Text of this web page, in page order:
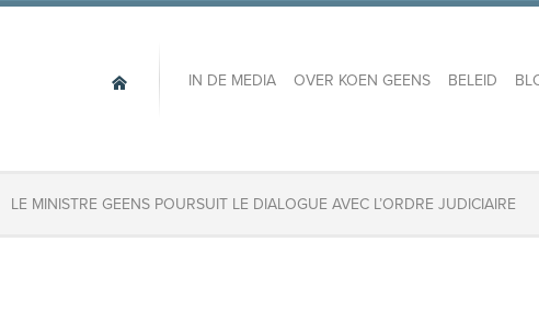
IN DE MEDIA OVER KOEN GEENS BELEID
LE MINISTRE GEENS POURSUIT LE DIALOGUE AVEC L’ORDRE JUDICIAIRE